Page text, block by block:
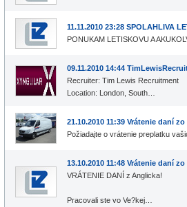
11.11.2010 23:28 SPOLAHLIVA
PONUKAM LETISKOVU A
09.11.2010 14:44
Recruiter: Tim Lewis Recruitment
Location: London, South…
21.10.2010 11:39 Vrátenie daní
Požiadajte o vrátenie preplatku
13.10.2010 11:48 Vrátenie daní
VRÁTENIE DANÍ z Anglicka!
Pracovali ste vo Ve?kej…